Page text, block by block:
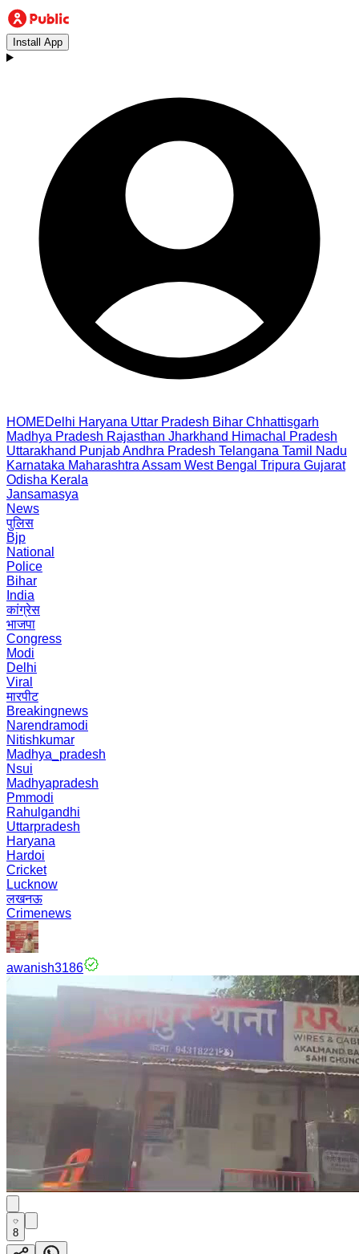
Install App
HOMEDelhi Haryana Uttar Pradesh Bihar Chhattisgarh
Madhya Pradesh Rajasthan Jharkhand Himachal Pradesh
Uttarakhand PunjabAndhra Pradesh Telangana Tamil Nadu
Karnataka Maharashtra Assam West Bengal Tripura Gujarat
Odisha Kerala
Jansamasya
News
पुलिस
Bjp
National
Police
Bihar
India
कांग्रेस
भाजपा
Congress
Modi
Delhi
Viral
मारपीट
Breakingnews
Narendramodi
Nitishkumar
Madhya_pradesh
Nsui
Madhyapradesh
Pmmodi
Rahulgandhi
Uttarpradesh
Haryana
Hardoi
Cricket
Lucknow
लखनऊ
Crimenews
awanish3186
8